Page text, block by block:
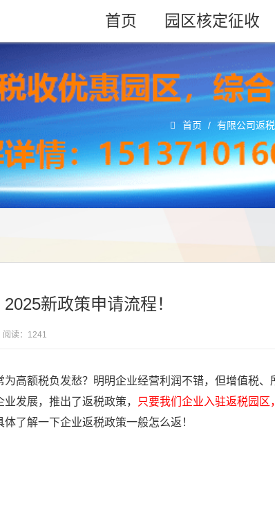
首页 园区核定征收
首页 / 有限公司返税
新政策申请流程！
阅读：1241
高额税负发愁？明明企业经营利润不错，但增值税
发展，推出了返税政策，
只要我们企业入驻返税园
体了解一下企业返税政策一般怎么返！